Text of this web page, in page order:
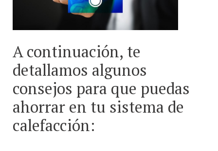
A continuación, te
detallamos algunos
consejos para que puedas
ahorrar en tu sistema de
calefacción: